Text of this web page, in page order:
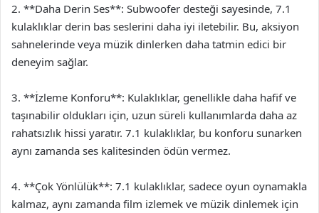
2. **Daha Derin Ses**: Subwoofer desteği sayesinde, 7.1
kulaklıklar derin bas seslerini daha iyi iletebilir. Bu, aksiyon
sahnelerinde veya müzik dinlerken daha tatmin edici bir
deneyim sağlar.
3. **İzleme Konforu**: Kulaklıklar, genellikle daha hafif ve
taşınabilir oldukları için, uzun süreli kullanımlarda daha az
rahatsızlık hissi yaratır. 7.1 kulaklıklar, bu konforu sunarken
aynı zamanda ses kalitesinden ödün vermez.
4. **Çok Yönlülük**: 7.1 kulaklıklar, sadece oyun oynamakla
kalmaz, aynı zamanda film izlemek ve müzik dinlemek için